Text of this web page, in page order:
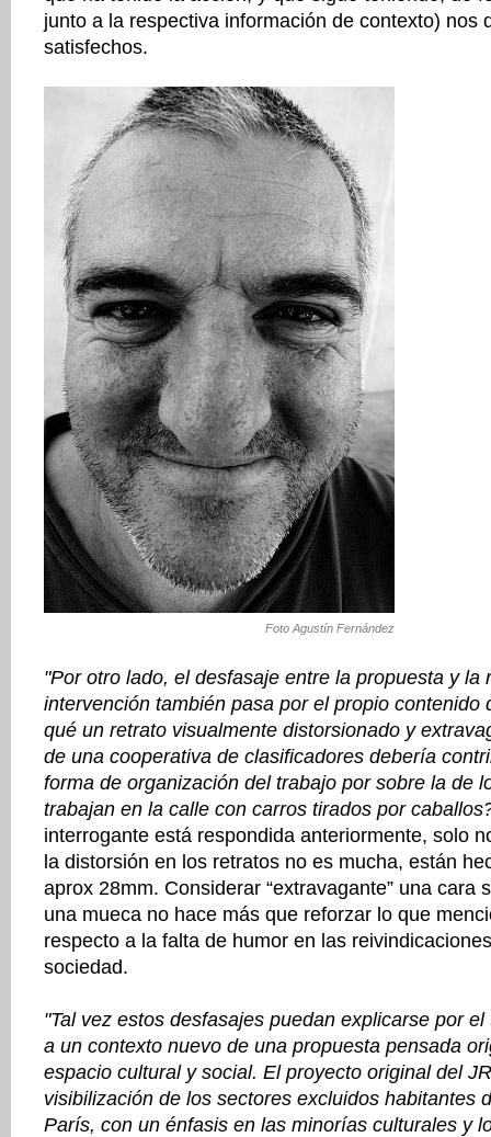
junto a la respectiva información de contexto) nos
satisfechos.
Foto Agustín Fernández
"Por otro lado, el desfasaje entre la propuesta y la
intervención también pasa por el propio contenido
qué un retrato visualmente distorsionado y
de una cooperativa de clasificadores debería
forma de organización del trabajo por sobre la de
trabajan en la calle con carros tirados por
interrogante está respondida anteriormente, solo
la distorsión en los retratos no es mucha, están
aprox 28mm. Considerar “extravagante” una cara
una mueca no hace más que reforzar lo que
respecto a la falta de humor en las
sociedad.
"Tal vez estos desfasajes puedan explicarse por
a un contexto nuevo de una propuesta pensada
espacio cultural y social. El proyecto original del
visibilización de los sectores excluidos habitantes
París, con un énfasis en las minorías culturales y